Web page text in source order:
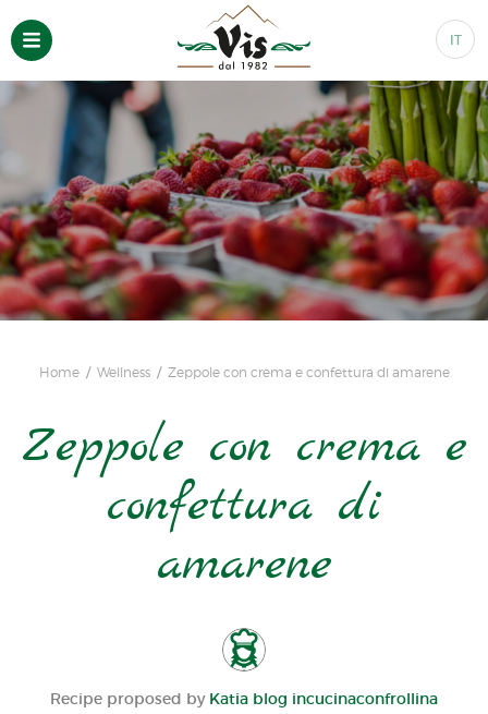
IT
Home Wellness Zeppole con crema e confettura di amarene
Zeppole con crema e
confettura di
amarene
Recipe proposed by Katia blog incucinaconfrollina